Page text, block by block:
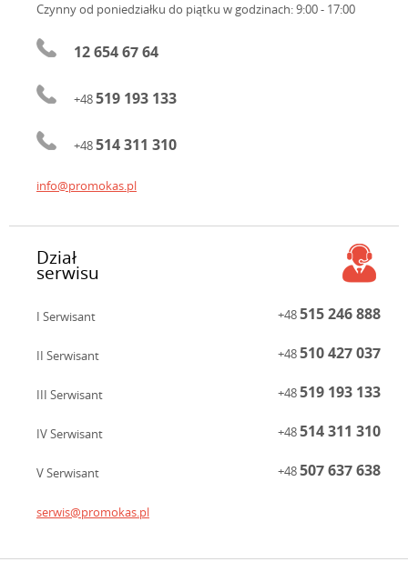
Czynny od poniedziałku do piątku w godzinach: 9:00 - 17:00
12 654 67 64
+48519 193 133
+48514 311 310
info@promokas.pl
Dział
serwisu
I Serwisant +48515 246 888
II Serwisant +48510 427 037
III Serwisant +48519 193 133
IV Serwisant +48514 311 310
V Serwisant +48507 637 638
serwis@promokas.pl